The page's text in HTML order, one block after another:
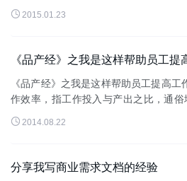
联网领域，成与败本无可考，但日常所
的经验能有用武之地，也便足...
 2015.01.23
《品产经》之我是这样帮助员工提
《品产经》之我是这样帮助员工提高
作效率，指工作投入与产出之比，通俗
取得的成绩与所用时间、精力、金钱等
率，指最短的时间内高质...
 2014.08.22
分享我写商业需求文档的经验